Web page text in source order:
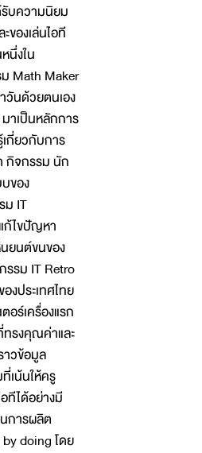
บความนิยม
องเล่นไอที
นึ่งใน
Math Maker
นด้วยตนเอง
าเป็นหลักการ
กี่ยวกับการ
กิจกรรม นัก
ของ
ม IT
ก้ไขปัญหา
ยนต์ขนของ
รม IT Retro
ประเทศไทย
อร์เครื่องแรก
ทรงคุณค่าและ
าวข้อมูล
เน้นให้ครู
ทีได้อย่างมี
การผลิต
doing โดย